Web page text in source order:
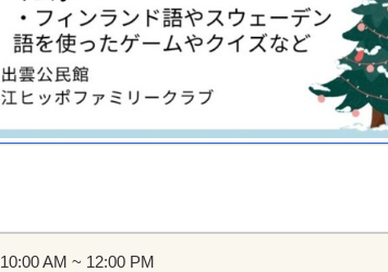
10:00 AM ~ 12:00 PM